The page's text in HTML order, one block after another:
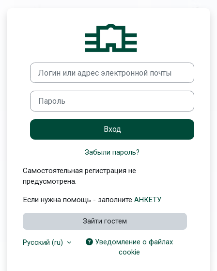
Зайти на
Логин или адрес электронной почты
Пароль
Вход
Забыли пароль?
Самостоятельная регистрация не
предусмотрена.
Если нужна помощь - заполните АНКЕТУ
Зайти гостем
Русский ‎(ru)‎
Уведомление о файлах
cookie